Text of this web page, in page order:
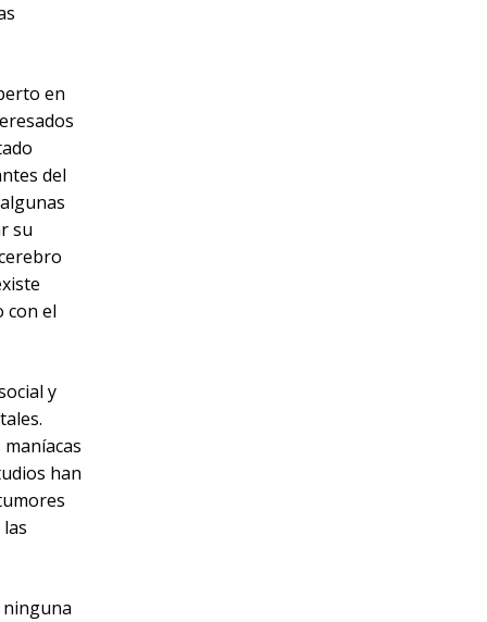
en
del
su
con el
y
han
ninguna